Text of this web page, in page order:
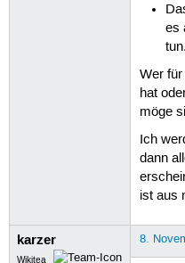
es
tun.
Wer
hat
möge
Ich
dann
ist aus
karzer
Wikitea
8.